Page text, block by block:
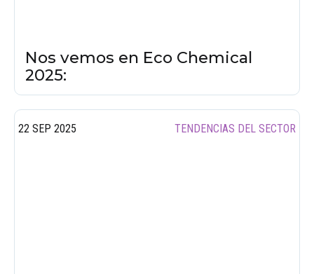
Nos vemos en Eco Chemical
2025:
22 SEP 2025 TENDENCIAS DEL SECTOR